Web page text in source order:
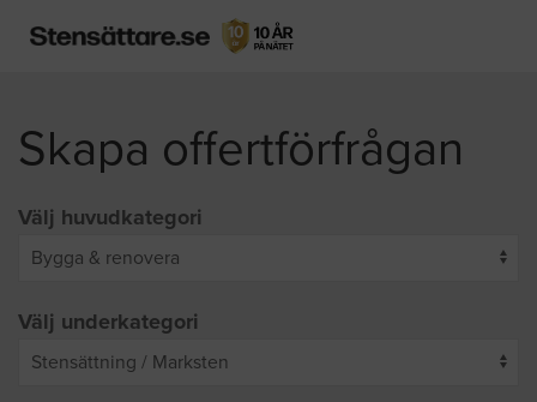
Skapa offertförfrågan
Välj huvudkategori
Välj underkategori